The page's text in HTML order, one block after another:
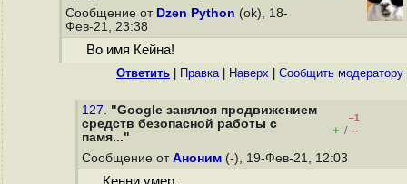
Сообщение от Dzen Python (ok), 18-
Фев-21, 23:38
Во имя Кейна!
Ответить Правка| Наверх Cообщить модератору
127. "Google занялся продвижением
средств безопасной работы с
памя..."
–1
+ / –
Сообщение от Аноним (-), 19-Фев-21, 12:03